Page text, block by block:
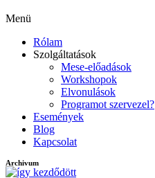
Menü
Rólam
Szolgáltatások
Mese-előadások
Workshopok
Elvonulások
Programot szervezel?
Események
Blog
Kapcsolat
Archivum